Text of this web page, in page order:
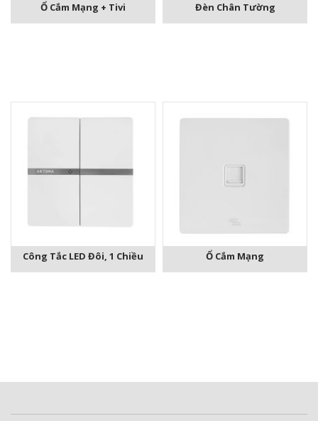
Ổ Cắm Mạng + Tivi Đèn Chân Tường
Công Tắc LED Đôi, 1 Chiều Ổ Cắm Mạng